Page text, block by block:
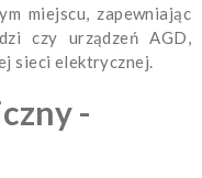
miejscu, zapewniając
czy urządzeń AGD,
sieci elektrycznej.
-